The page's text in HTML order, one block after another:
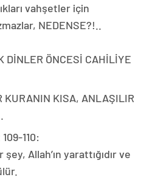
vahşetler için
NEDENSE?!..
DİNLER ÖNCESİ CAHİLİYE
KURANIN KISA, ANLAŞILIR
110:
Allah’ın yarattığıdır ve